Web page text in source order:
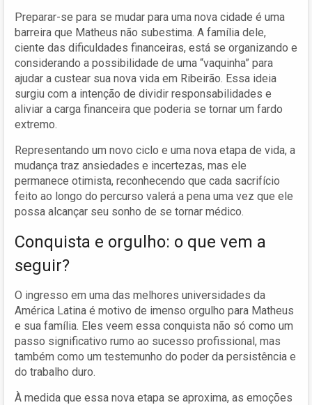
Preparar-se para se mudar para uma nova cidade é uma
barreira que Matheus não subestima. A família dele,
ciente das dificuldades financeiras, está se organizando e
considerando a possibilidade de uma “vaquinha” para
ajudar a custear sua nova vida em Ribeirão. Essa ideia
surgiu com a intenção de dividir responsabilidades e
aliviar a carga financeira que poderia se tornar um fardo
extremo.
Representando um novo ciclo e uma nova etapa de vida, a
mudança traz ansiedades e incertezas, mas ele
permanece otimista, reconhecendo que cada sacrifício
feito ao longo do percurso valerá a pena uma vez que ele
possa alcançar seu sonho de se tornar médico.
Conquista e orgulho: o que vem a
seguir?
O ingresso em uma das melhores universidades da
América Latina é motivo de imenso orgulho para Matheus
e sua família. Eles veem essa conquista não só como um
passo significativo rumo ao sucesso profissional, mas
também como um testemunho do poder da persistência e
do trabalho duro.
À medida que essa nova etapa se aproxima, as emoções